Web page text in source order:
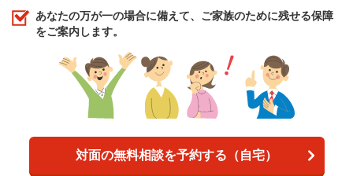
あなたの万が一の場合に備えて、ご家族のために残せる保障
をご案内します。
対面の無料相談を予約する（自宅）